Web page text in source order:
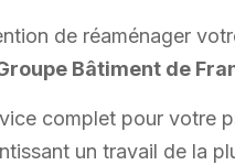
de réaménager
Bâtiment de
complet pour votre
un travail de la